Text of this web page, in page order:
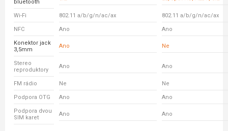
bluetooth
Wi-Fi 802.11 a/b/g/n/ac/ax 802.11 a/b/g/n/ac/ax
NFC Ano Ano
Konektor jack
3,5mm
Ano Ne
Stereo
reproduktory
Ano Ano
FM rádio Ne Ne
Podpora OTG Ano Ano
Podpora dvou
SIM karet
Ano Ano